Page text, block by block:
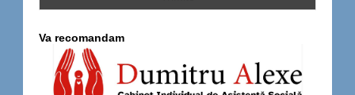
Va recomandam